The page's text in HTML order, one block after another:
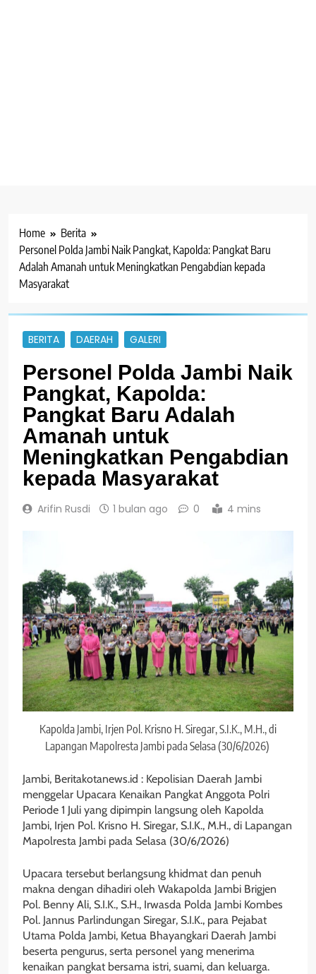
Home
Berita
Personel Polda Jambi Naik Pangkat, Kapolda: Pangkat Baru
Adalah Amanah untuk Meningkatkan Pengabdian kepada
Masyarakat
BERITA DAERAH GALERI
Personel Polda Jambi Naik
Pangkat, Kapolda:
Pangkat Baru Adalah
Amanah untuk
Meningkatkan Pengabdian
kepada Masyarakat
Arifin Rusdi 1 bulan ago 0 4 mins
Kapolda Jambi, Irjen Pol. Krisno H. Siregar, S.I.K., M.H., di
Lapangan Mapolresta Jambi pada Selasa (30/6/2026)
Jambi, Beritakotanews.id : Kepolisian Daerah Jambi
menggelar Upacara Kenaikan Pangkat Anggota Polri
Periode 1 Juli yang dipimpin langsung oleh Kapolda
Jambi, Irjen Pol. Krisno H. Siregar, S.I.K., M.H., di Lapangan
Mapolresta Jambi pada Selasa (30/6/2026)
Upacara tersebut berlangsung khidmat dan penuh
makna dengan dihadiri oleh Wakapolda Jambi Brigjen
Pol. Benny Ali, S.I.K., S.H., Irwasda Polda Jambi Kombes
Pol. Jannus Parlindungan Siregar, S.I.K., para Pejabat
Utama Polda Jambi, Ketua Bhayangkari Daerah Jambi
beserta pengurus, serta personel yang menerima
kenaikan pangkat bersama istri, suami, dan keluarga.